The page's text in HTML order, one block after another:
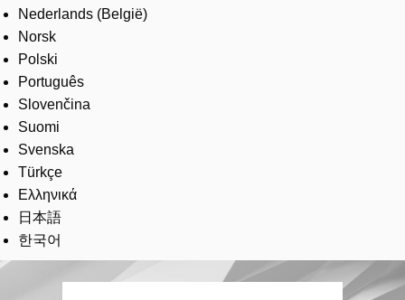
Nederlands (België)
Norsk
Polski
Português
Slovenčina
Suomi
Svenska
Türkçe
Ελληνικά
日本語
한국어